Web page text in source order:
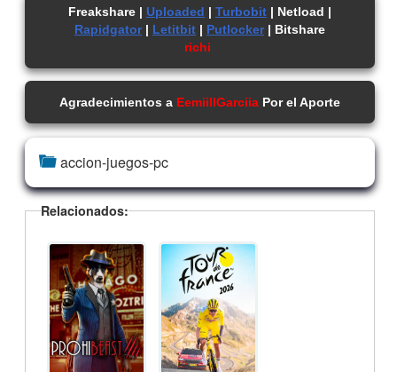
Freakshare | Uploaded | Turbobit| Netload |
Rapidgator| Letitbit| Putlocker| Bitshare
richi
Agradecimientos a EemiillGarciia Por el Aporte
accion-juegos-pc
Relacionados: